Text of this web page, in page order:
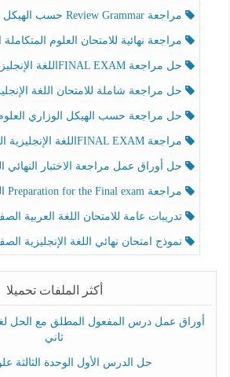
مراجعة Review Grammar حسب الهيكل اللغة الإنجليزية الصف الخامس الفصل الثالث
مراجعة نهائية للامتحان العلوم المتكاملة الصف
حل مراجعة FINAL EXAMاللغة الإنجليزية الصف الخامس الفصل الثالث
حل مراجعة شاملة للامتحان اللغة الإنجليزية الصف
حل مراجعة حسب الهيكل الوزاري العلوم المتكاملة الصف
مراجعة FINAL EXAMاللغة الإنجليزية الصف الخامس الفصل الثالث
حل أوراق عمل مراجعة الاختبار النهائي اللغة الإنجليزية
مراجعة Preparation for the Final exam اللغة الإنجليزية الصف الرابع الفصل الثالث
تدريبات عامة للامتحان اللغة العربية الصف
نموذج امتحان نهائي اللغة الإنجليزية الصف
أكثر الملفات تحميلا
أوراق عمل درس المفعول المطلق مع الحل
ثاني
حل الدرس الأول الوحدة الثالثة